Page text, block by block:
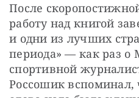
После
работу над книгой
и одни из лучших
периода» — как раз о
спортивной
Россошик вспоминал,